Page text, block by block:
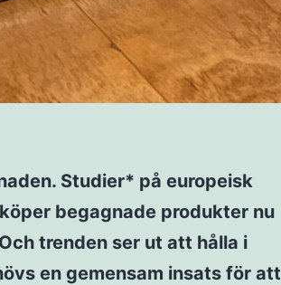
Studier* på europeisk
begagnade produkter nu
trenden ser ut att hålla i
en gemensam insats för att